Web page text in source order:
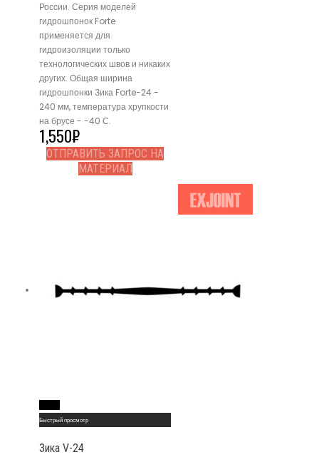
России. Серия моделей
гидрошпонок Forte
применяется для
гидроизоляции только
технологических швов и никаких
других. Общая ширина
гидрошпонки Зика Forte-24 -
240 мм, температура хрупкости
на брусе - -40 С.
1,550₽
ОТПРАВИТЬ ЗАПРОС НА
МАТЕРИАЛ
Быстрый просмотр
Зика V-24